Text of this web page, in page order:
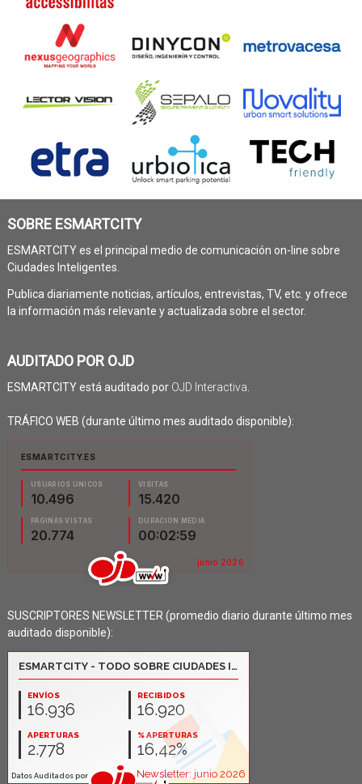
SOBRE ESMARTCITY
ESMARTCITY es el principal medio de comunicación on-line sobre
Ciudades Inteligentes.
Publica diariamente noticias, artículos, entrevistas, TV, etc. y ofrece
la información más relevante y actualizada sobre el sector.
AUDITADO POR OJD
ESMARTCITY está auditado por OJD Interactiva.
TRÁFICO WEB (durante último mes auditado disponible):
SUSCRIPTORES NEWSLETTER (promedio diario durante último mes
auditado disponible):